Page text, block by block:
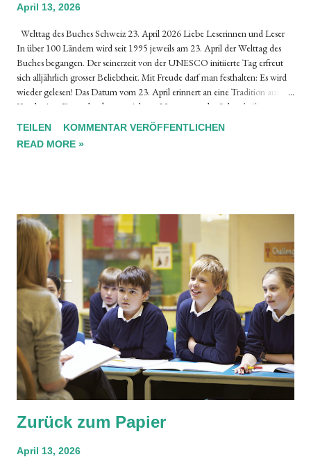
April 13, 2026
Welttag des Buches Schweiz 23. April 2026 Liebe Leserinnen und Leser
In über 100 Ländern wird seit 1995 jeweils am 23. April der Welttag des
Buches begangen. Der seinerzeit von der UNESCO initiierte Tag erfreut
sich alljährlich grosser Beliebtheit. Mit Freude darf man festhalten: Es wird
wieder gelesen! Das Datum vom 23. April erinnert an eine Tradition aus
Katalonien: Dort schenkt man sich am Namenstag des Schutzheiligen St.
Georg Rosen und Bücher. Das wäre eigentlich schon Grund genug, das
auch der Todestag von zwei Leuchttürmen der Weltliteratur, nämlich von
Geschichten miteinander zu teilen. Bruno Sidler, typoinfo.ch
TEILEN
KOMMENTAR VERÖFFENTLICHEN
READ MORE »
Zurück zum Papier
April 13, 2026